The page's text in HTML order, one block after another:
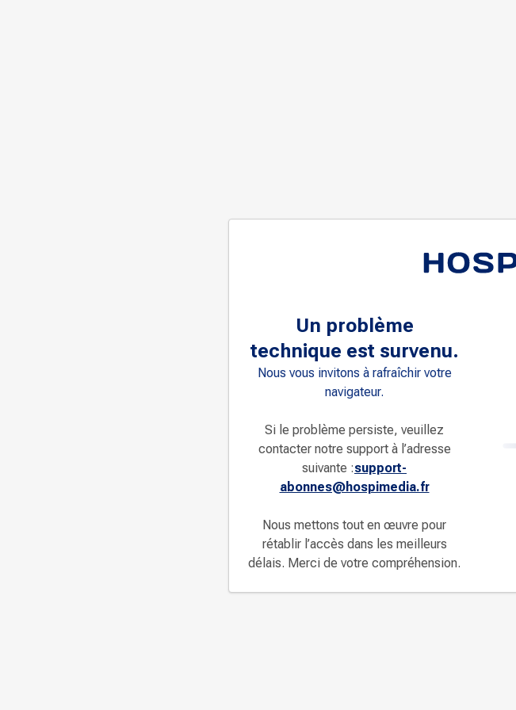
Un problème
technique est survenu.
Nous vous invitons à rafraîchir votre
navigateur.
Si le problème persiste, veuillez
contacter notre support à l’adresse
suivante :support-
abonnes@hospimedia.fr
Nous mettons tout en œuvre pour
rétablir l’accès dans les meilleurs
délais. Merci de votre compréhension.